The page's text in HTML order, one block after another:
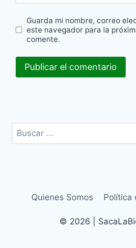
Guarda mi nombre, correo
este navegador para la
comente.
Buscar:
Quienes Somos Política
© 2026 |